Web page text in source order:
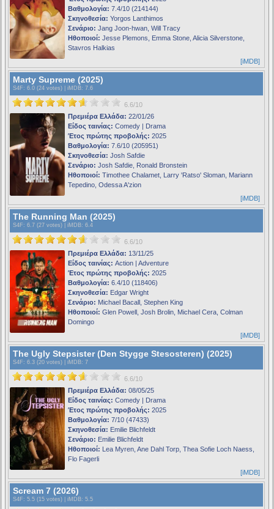
Βαθμολογία: 7.4/10 (214144)
Σκηνοθεσία: Yorgos Lanthimos
Σενάριο: Jang Joon-hwan, Will Tracy
Ηθοποιοί: Jesse Plemons, Emma Stone, Alicia Silverstone,
Stavros Halkias
[iMDB]
Marty Supreme (2025)
S4F : 6.0 (24 votes) | iMDB: 7.6
6.6/10
Πρεμιέρα Ελλάδα: 22/01/26
Είδος ταινίας: Comedy | Drama
Έτος πρώτης προβολής: 2025
Βαθμολογία: 7.6/10 (205951)
Σκηνοθεσία: Josh Safdie
Σενάριο: Josh Safdie, Ronald Bronstein
Ηθοποιοί: Timothee Chalamet, Larry 'Ratso' Sloman, Mariann
Tepedino, Odessa A'zion
[iMDB]
The Running Man (2025)
S4F : 6.7 (27 votes) | iMDB: 6.4
6.6/10
Πρεμιέρα Ελλάδα: 13/11/25
Είδος ταινίας: Action | Adventure
Έτος πρώτης προβολής: 2025
Βαθμολογία: 6.4/10 (118406)
Σκηνοθεσία: Edgar Wright
Σενάριο: Michael Bacall, Stephen King
Ηθοποιοί: Glen Powell, Josh Brolin, Michael Cera, Colman
Domingo
[iMDB]
The Ugly Stepsister (Den Stygge Stesosteren) (2025)
S4F : 6.3 (20 votes) | iMDB: 7
6.6/10
Πρεμιέρα Ελλάδα: 08/05/25
Είδος ταινίας: Comedy | Drama
Έτος πρώτης προβολής: 2025
Βαθμολογία: 7/10 (47433)
Σκηνοθεσία: Emilie Blichfeldt
Σενάριο: Emilie Blichfeldt
Ηθοποιοί: Lea Myren, Ane Dahl Torp, Thea Sofie Loch Naess,
Flo Fagerli
[iMDB]
Scream 7 (2026)
S4F : 5.5 (15 votes) | iMDB: 5.5